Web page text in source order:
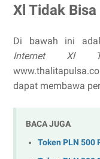
Xl Tidak
Di bawah ini
Internet Xl
dapat membawa
BACA JUGA
Token PLN 500